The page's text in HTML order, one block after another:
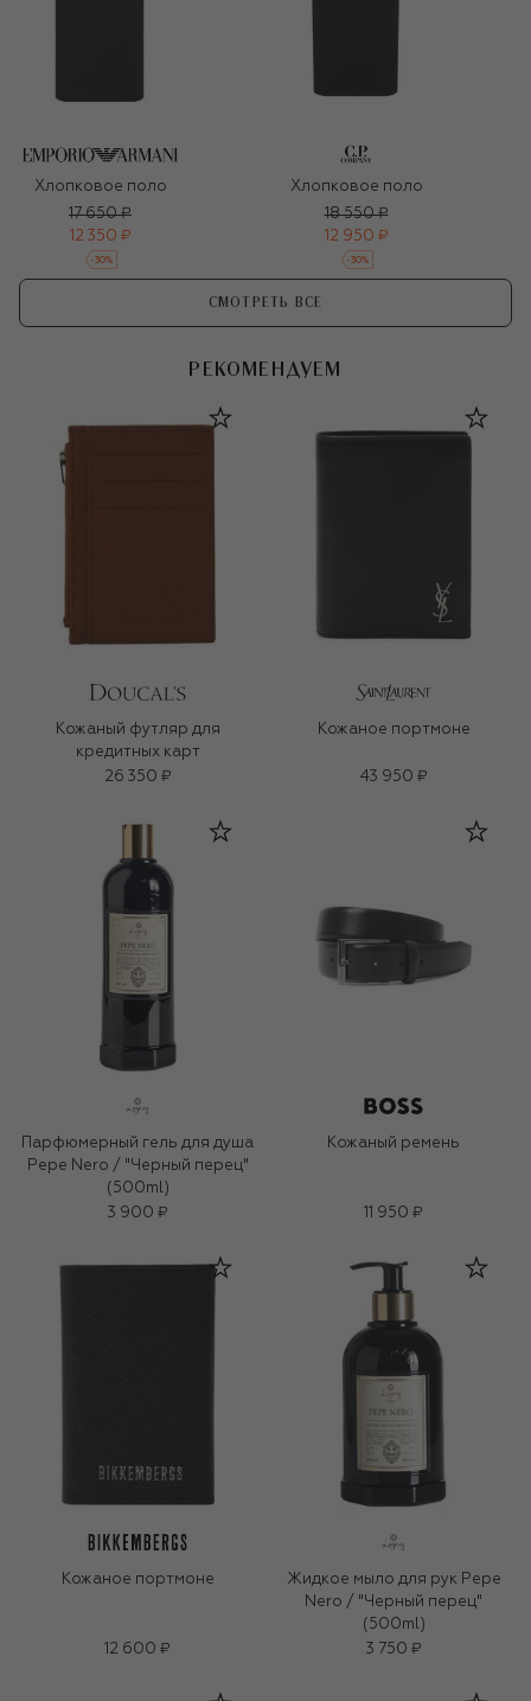
Хлопковое поло
17 650 ₽
12 350 ₽
-30%
Хлопковое поло
18 550 ₽
12 950 ₽
-30%
СМОТРЕТЬ ВСЕ
РЕКОМЕНДУЕМ
Кожаный футляр для
кредитных карт
26 350 ₽
Кожаное портмоне
43 950 ₽
Парфюмерный гель для душа
Pepe Nero / "Черный перец"
(500ml)
3 900 ₽
Кожаный ремень
11 950 ₽
Кожаное портмоне
12 600 ₽
Жидкое мыло для рук Pepe
Nero / "Черный перец"
(500ml)
3 750 ₽